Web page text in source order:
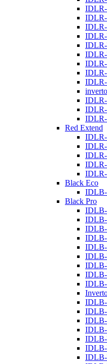
Red Extend
Black Eco
IDLB-
Black Pro
IDLB-
IDLB-
IDLB-
IDLB-
IDLB-
IDLB-
IDLB-
IDLB-
IDLB-